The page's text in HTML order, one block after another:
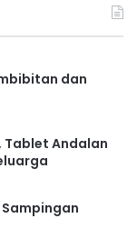
dan
Tablet Andalan